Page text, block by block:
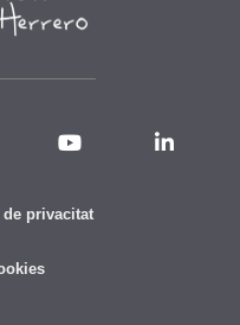
privacitat